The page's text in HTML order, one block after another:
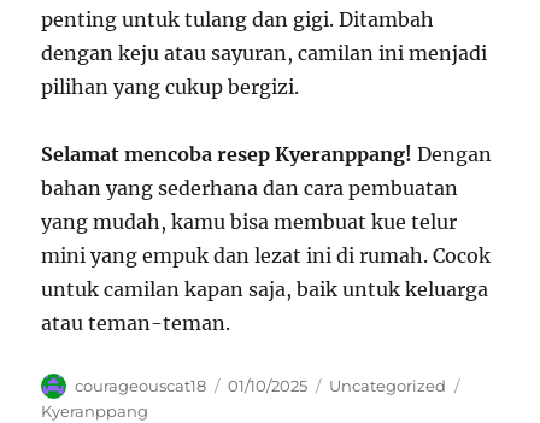
penting untuk tulang dan gigi. Ditambah
dengan keju atau sayuran, camilan ini menjadi
pilihan yang cukup bergizi.
Selamat mencoba resep Kyeranppang! Dengan
bahan yang sederhana dan cara pembuatan
yang mudah, kamu bisa membuat kue telur
mini yang empuk dan lezat ini di rumah. Cocok
untuk camilan kapan saja, baik untuk keluarga
atau teman-teman.
Author
courageouscat18
Posted
01/10/2025 Categories
Uncategorized
Kyeranppang